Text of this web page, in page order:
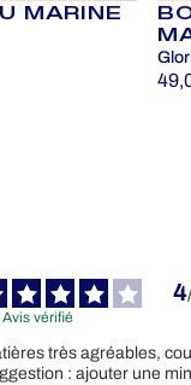
MARINE
4
Avis vérifié
très agréables,
: ajouter une